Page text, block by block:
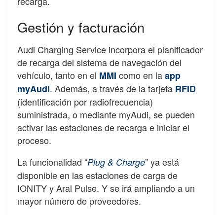
Gestión y facturación
Audi Charging Service incorpora el planificador
de recarga del sistema de navegación del
vehículo, tanto en el MMI como en laapp
myAudi. Además, a través de la tarjeta RFID
(identificación por radiofrecuencia)
suministrada, o mediante myAudi, se pueden
activar las estaciones de recarga e iniciar el
proceso.
La funcionalidad “Plug & Charge” ya está
disponible en las estaciones de carga de
IONITY y Aral Pulse. Y se irá ampliando a un
mayor número de proveedores.